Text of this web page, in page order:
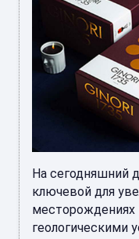
На сегодняшний
ключевой для
месторождениях
геологическими